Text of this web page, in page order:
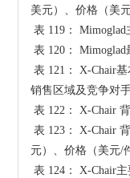
美元）、价格（美
表 119： Mimoglad主要业务介绍
表 120： Mimoglad最新发展动态
表 121： X-Chair基本信息、总部、背痛治疗椅产地分布、
销售区域及竞争对
表 122： X-Chair 背痛治疗椅产品规格及应用
表 123： X-Chair 背痛治疗椅销量（千件）、收入（百万美
元）、价格（美元/
表 124： X-Chair主要业务介绍